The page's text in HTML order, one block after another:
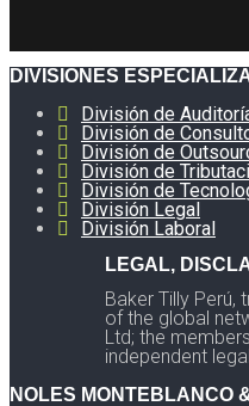
DIVISIONES
División de
División de
División de
División de
División de
División Legal
División Laboral
LEGAL,
Baker Tilly Perú,
of the global
Ltd; the
independent
NOLES MONTEBLANCO